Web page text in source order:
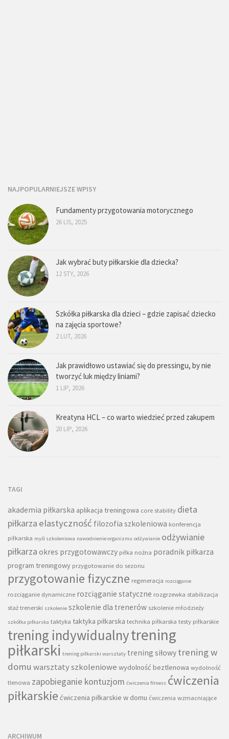
NAJPOPULARNIEJSZE WPISY
Fundamenty przygotowania motorycznego
26 LIS, 2025
Jak wybrać buty piłkarskie dla dziecka?
12 STY, 2026
Szkółka piłkarska dla dzieci – gdzie zapisać dziecko
na zajęcia sportowe?
2 LUT, 2026
Jak prawidłowo ustawiać się do pressingu, by nie
tworzyć luk między liniami?
1 LIP, 2026
Kreatyna HCL – co warto wiedzieć przed zakupem
20 LIP, 2026
TAGI
akademia piłkarska aplikacja treningowa core stability dieta
piłkarza elastyczność filozofia szkoleniowa konferencja
piłkarska myśl szkoleniowa nawodnienie organizmu odżywianie odżywianie
piłkarza okres przygotowawczy piłka nożna poradnik piłkarza
program treningowy przygotowanie do sezonu
przygotowanie fizyczne regeneracja rozciąganie
rozciąganie dynamiczne rozciąganie statyczne rozgrzewka stabilizacja
staż trenerski szkolenie szkolenie dla trenerów szkolenie młodzieży
szkółka piłkarska taktyka taktyka piłkarska technika piłkarska testy piłkarskie
trening indywidualnytrening
piłkarski trening piłkarski warsztaty trening siłowy trening w
domu warsztaty szkoleniowe wydolność beztlenowa wydolność
tlenowa zapobieganie kontuzjom ćwiczenia fitness ćwiczenia
piłkarskie ćwiczenia piłkarskie w domu ćwiczenia wzmacniające
ARCHIWUM